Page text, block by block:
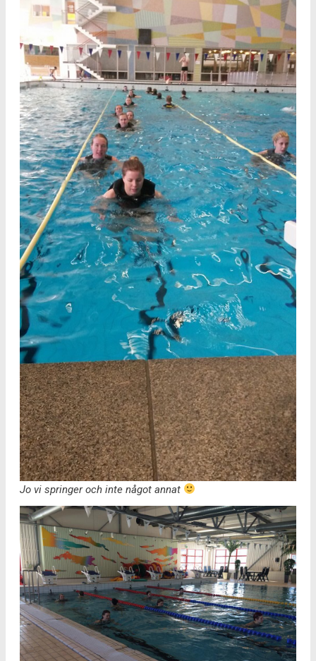
Jo vi springer och inte något annat